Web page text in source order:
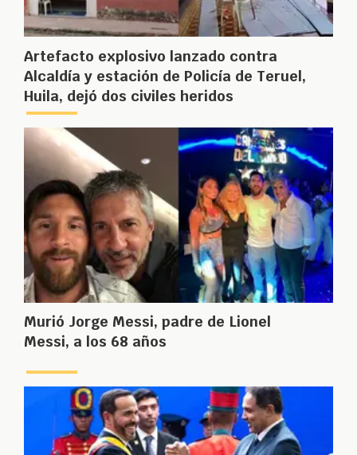
Artefacto explosivo lanzado contra
Alcaldía y estación de Policía de Teruel,
Huila, dejó dos civiles heridos
Murió Jorge Messi, padre de Lionel
Messi, a los 68 años